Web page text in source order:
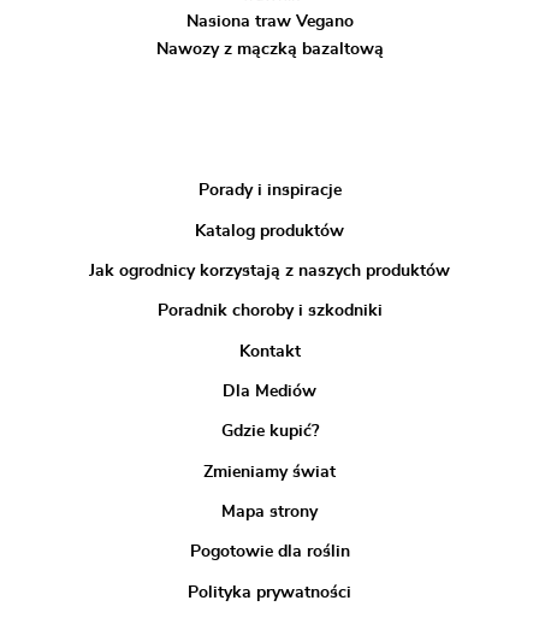
Nasiona traw Vegano
Nawozy z mączką bazaltową
Porady i inspiracje
Katalog produktów
Jak ogrodnicy korzystają z naszych produktów
Poradnik choroby i szkodniki
Kontakt
Dla Mediów
Gdzie kupić?
Zmieniamy świat
Mapa strony
Pogotowie dla roślin
Polityka prywatności